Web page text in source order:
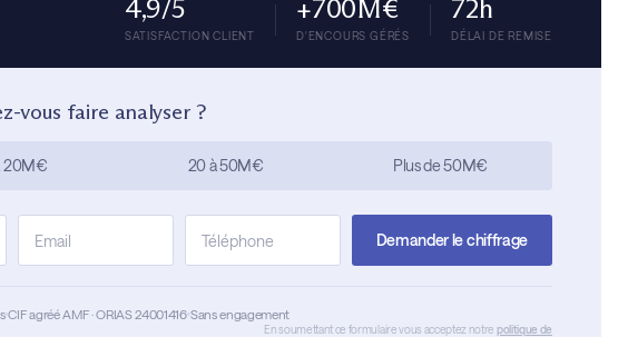
4,9/5
SATISFACTION CLIENT
+700M€
D'ENCOURS GÉRÉS
72h
DÉLAI DE REMISE
vous faire analyser ?
20M€ 20 à 50M€ Plus de 50M€
Demander le chiffrage
CIF agréé AMF · ORIAS 24001416 Sans engagement
En soumettant ce formulaire vous acceptez notre politique de